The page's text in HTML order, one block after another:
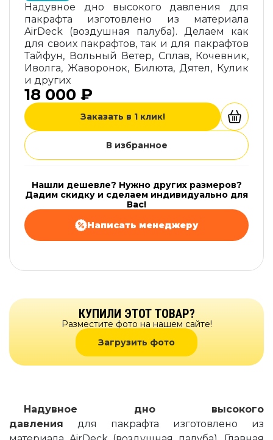
Надувное дно высокого давления для
пакрафта изготовлено из материала
AirDeck (воздушная палуба). Делаем как
для своих пакрафтов, так и для пакрафтов
Тайфун, Вольный Ветер, Сплав, Кочевник,
Иволга, Жаворонок, Билюта, Дятел, Кулик
и других
18 000 ₽
Заказать в 1 клик!
В избранное
Нашли дешевле? Нужно других размеров?
Дадим скидку и сделаем индивидуально для
Вас!
Написать менеджеру
КУПИЛИ ЭТОТ ТОВАР?
Разместите фото на нашем сайте!
Загрузить фото
Надувное дно высокого
давления для пакрафта изготовлено из